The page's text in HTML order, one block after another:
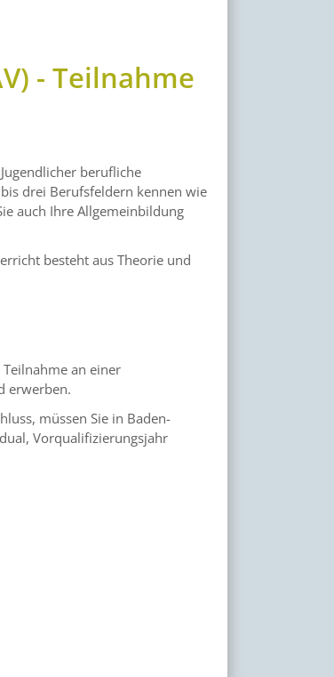
- Teilnahme
berufliche
drei Berufsfeldern kennen wie
auch Ihre Allgemeinbildung
besteht aus Theorie und
an einer
erwerben.
müssen Sie in Baden-
Vorqualifizierungsjahr